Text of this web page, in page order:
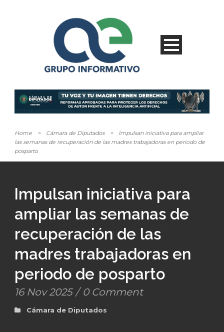
Home > Cámara de Diputados >
Impulsan iniciativa para ampliar
las semanas de recuperación de las madres trabajadoras en periodo de
posparto
Impulsan iniciativa para
ampliar las semanas de
recuperación de las
madres trabajadoras en
periodo de posparto
16 Nov 2025 / 0 Comment
Cámara de Diputados